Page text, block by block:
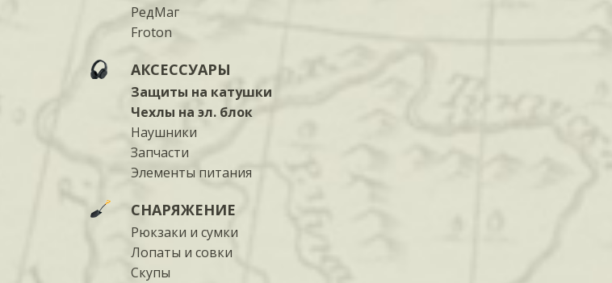
РедМаг
Froton
АКСЕССУАРЫ
Защиты на катушки
Чехлы на эл. блок
Наушники
Запчасти
Элементы питания
СНАРЯЖЕНИЕ
Рюкзаки и сумки
Лопаты и совки
Скупы